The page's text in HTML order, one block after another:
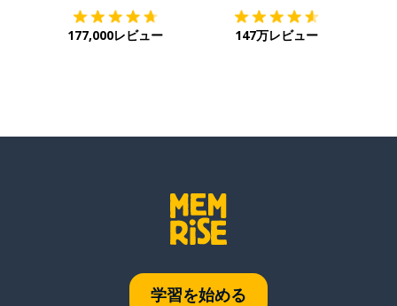
177,000レビュー 147万レビュー
学習を始める